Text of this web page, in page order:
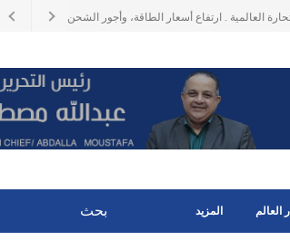
النقدية للاصول المجمدة للبنك المركزي الروسي وصلت الى مليار
العالم المزيد